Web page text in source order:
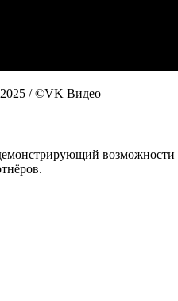
/ ©VK Видео
возможности